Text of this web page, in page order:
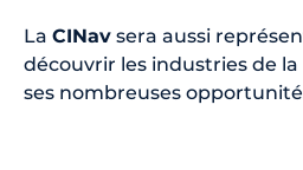
La CINav sera aussi
découvrir les industries de
ses nombreuses